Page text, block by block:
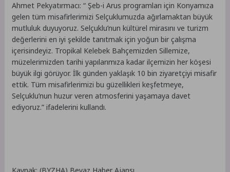
Ahmet Pekyatırmacı: “ Şeb-i Arus programları için Konyamıza
gelen tüm misafirlerimizi Selçuklumuzda ağırlamaktan büyük
mutluluk duyuyoruz. Selçuklu’nun kültürel mirasını ve turizm
değerlerini en iyi şekilde tanıtmak için yoğun bir çalışma
içerisindeyiz. Tropikal Kelebek Bahçemizden Sillemize,
müzelerimizden tarihi yapılarımıza kadar ilçemizin her köşesi
büyük ilgi görüyor. İlk günden yaklaşık 10 bin ziyaretçiyi misafir
ettik. Tüm misafirlerimizi bu güzellikleri keşfetmeye,
Selçuklu’nun huzur veren atmosferini yaşamaya davet
ediyoruz.” ifadelerini kullandı.